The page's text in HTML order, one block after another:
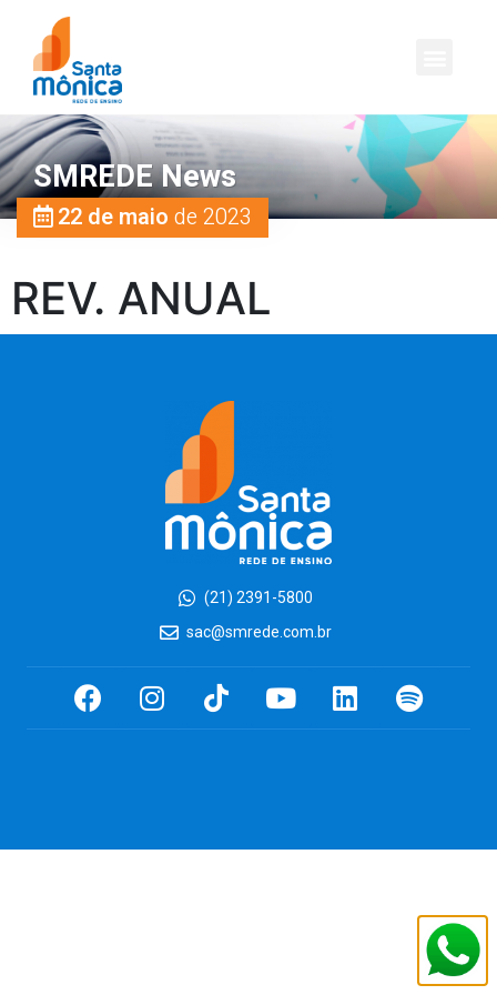
SMREDE News
22 de maio de 2023
REV. ANUAL
(21) 2391-5800
sac@smrede.com.br